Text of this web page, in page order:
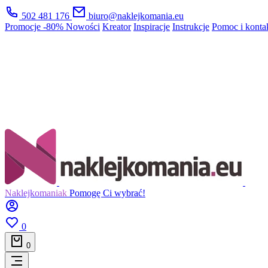
502 481 176
biuro@naklejkomania.eu
Promocje -80% Nowości Kreator Inspiracje Instrukcje Pomoc i
Naklejkomaniak Pomogę Ci wybrać!
0
0